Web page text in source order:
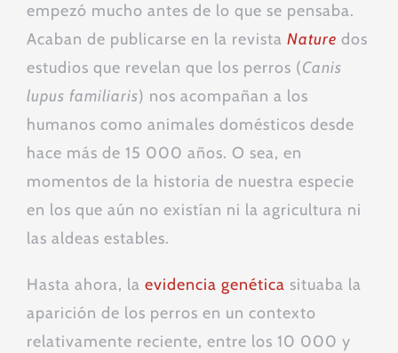
empezó mucho antes de lo que se pensaba.
Acaban de publicarse en la revista Nature dos
estudios que revelan que los perros (Canis
lupus familiaris) nos acompañan a los
humanos como animales domésticos desde
hace más de 15 000 años. O sea, en
momentos de la historia de nuestra especie
en los que aún no existían ni la agricultura ni
las aldeas estables.
Hasta ahora, la evidencia genética situaba la
aparición de los perros en un contexto
relativamente reciente, entre los 10 000 y